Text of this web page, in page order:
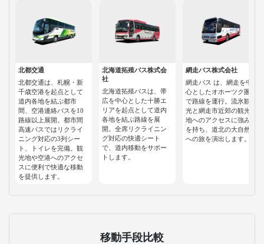
北都交通
北都交通は、札幌・新
千歳空港を起点として
道内各地を結ぶ都市
間、空港連絡バスを10
路線以上展開。都市間
高速バスではリクライ
ニング対応の3列シー
ト、トイレを完備。観
光地や空港へのアクセ
スに便利で快適な移動
を提供します。
北海道拓殖バス株式会
社
北海道拓殖バスは、帯
広を中心とした十勝エ
リアを起点として道内
各地を結ぶ路線を展
開。全席リクライニン
グ対応の快適シート
で、道内移動をサポー
トします。
網走バス株式会社
網走バス は、網走を中
心としたオホーツク圏
で路線を運行。流氷観
光と網走市近郊の観光
地へのアクセスに強み
を持ち、道北の大自然
への旅を演出します。
移動手段比較